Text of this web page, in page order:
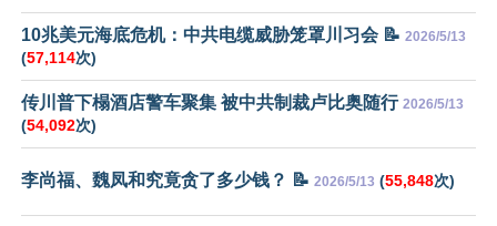
10兆美元海底危机：中共电缆威胁笼罩川习会 📝 2026/5/13
(57,114次)
传川普下榻酒店警车聚集 被中共制裁卢比奥随行 2026/5/13
(54,092次)
李尚福、魏凤和究竟贪了多少钱？ 📝 2026/5/13 (55,848次)